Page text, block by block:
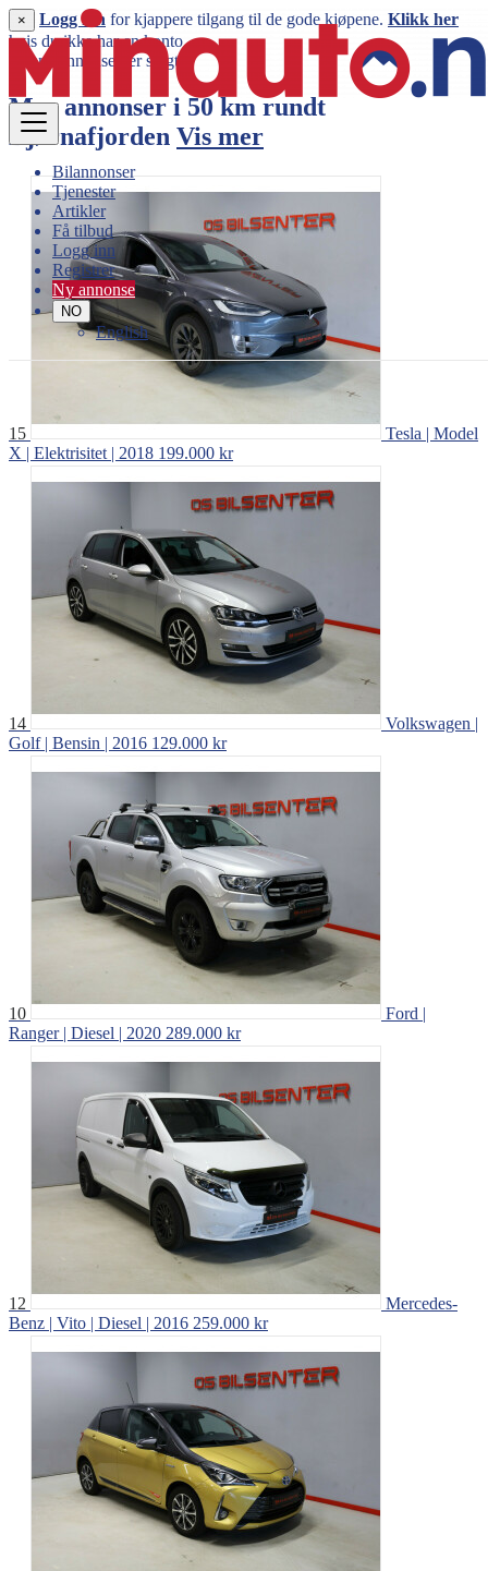
Bilannonser
Tjenester
Artikler
Få tilbud
Logg inn
Registrer
Ny annonse
NO
English
× Logg inn for kjappere tilgang til de gode kjøpene. Klikk her
hvis du ikke har en konto.
Denne annonsen er solgt
Mer annonser i 50 km rundt
Bjørnafjorden Vis mer
15
Tesla | Model
X | Elektrisitet | 2018 199.000 kr
14
Volkswagen |
Golf | Bensin | 2016 129.000 kr
10
Ford |
Ranger | Diesel | 2020 289.000 kr
12
Mercedes-
Benz | Vito | Diesel | 2016 259.000 kr